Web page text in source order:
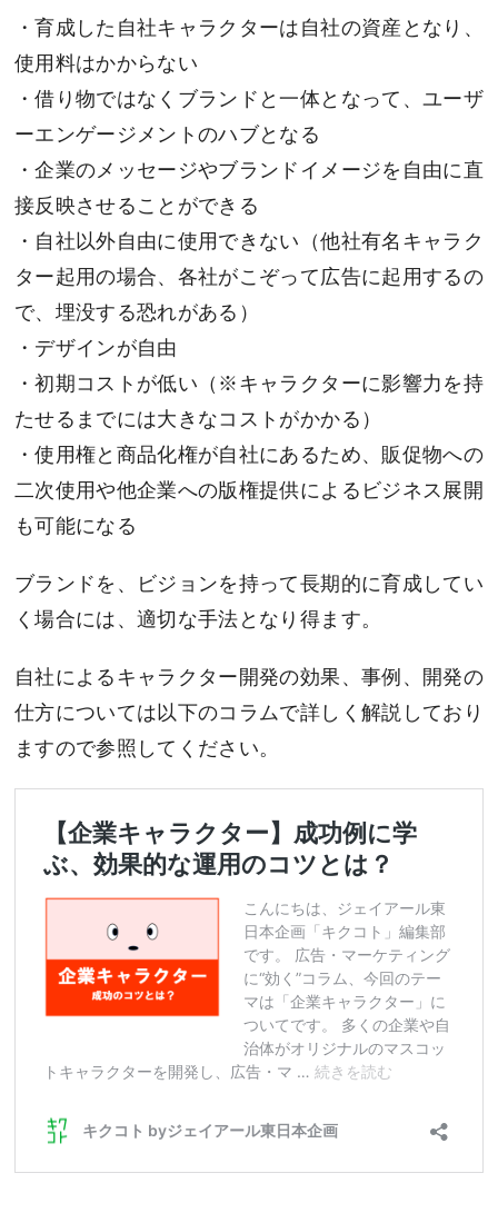
・育成した自社キャラクターは自社の資産となり、
使用料はかからない
・借り物ではなくブランドと一体となって、ユーザ
ーエンゲージメントのハブとなる
・企業のメッセージやブランドイメージを自由に直
接反映させることができる
・自社以外自由に使用できない（他社有名キャラク
ター起用の場合、各社がこぞって広告に起用するの
で、埋没する恐れがある）
・デザインが自由
・初期コストが低い（※キャラクターに影響力を持
たせるまでには大きなコストがかかる）
・使用権と商品化権が自社にあるため、販促物への
二次使用や他企業への版権提供によるビジネス展開
も可能になる
ブランドを、ビジョンを持って長期的に育成してい
く場合には、適切な手法となり得ます。
自社によるキャラクター開発の効果、事例、開発の
仕方については以下のコラムで詳しく解説しており
ますので参照してください。